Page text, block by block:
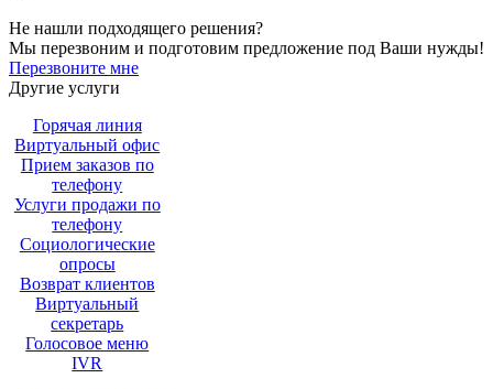
Не нашли подходящего решения?
Мы перезвоним и подготовим предложение под Ваши нужды!
Перезвоните мне
Другие услуги
Горячая линия
Виртуальный офис
Прием заказов по
телефону
Услуги продажи по
телефону
Социологические
опросы
Возврат клиентов
Виртуальный
секретарь
Голосовое меню
IVR